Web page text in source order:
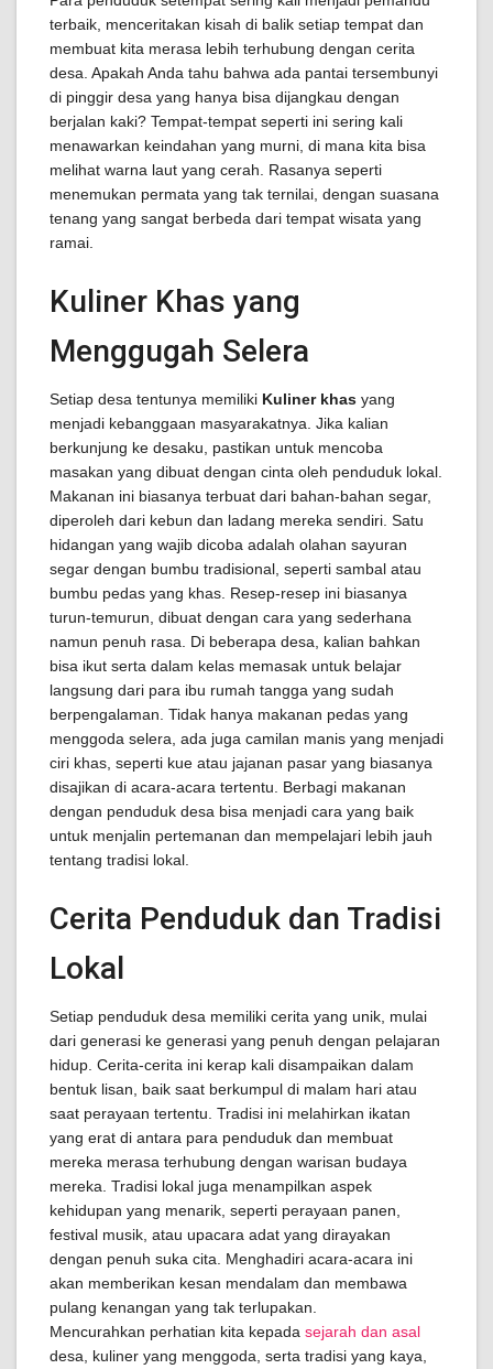
terbaik, menceritakan kisah di balik setiap tempat dan
membuat kita merasa lebih terhubung dengan cerita
desa. Apakah Anda tahu bahwa ada pantai tersembunyi
di pinggir desa yang hanya bisa dijangkau dengan
berjalan kaki? Tempat-tempat seperti ini sering kali
menawarkan keindahan yang murni, di mana kita bisa
melihat warna laut yang cerah. Rasanya seperti
menemukan permata yang tak ternilai, dengan suasana
tenang yang sangat berbeda dari tempat wisata yang
ramai.
Kuliner Khas yang
Menggugah Selera
Setiap desa tentunya memiliki Kuliner khas yang
menjadi kebanggaan masyarakatnya. Jika kalian
berkunjung ke desaku, pastikan untuk mencoba
masakan yang dibuat dengan cinta oleh penduduk lokal.
Makanan ini biasanya terbuat dari bahan-bahan segar,
diperoleh dari kebun dan ladang mereka sendiri. Satu
hidangan yang wajib dicoba adalah olahan sayuran
segar dengan bumbu tradisional, seperti sambal atau
bumbu pedas yang khas. Resep-resep ini biasanya
turun-temurun, dibuat dengan cara yang sederhana
namun penuh rasa. Di beberapa desa, kalian bahkan
bisa ikut serta dalam kelas memasak untuk belajar
langsung dari para ibu rumah tangga yang sudah
berpengalaman. Tidak hanya makanan pedas yang
menggoda selera, ada juga camilan manis yang menjadi
ciri khas, seperti kue atau jajanan pasar yang biasanya
disajikan di acara-acara tertentu. Berbagi makanan
dengan penduduk desa bisa menjadi cara yang baik
untuk menjalin pertemanan dan mempelajari lebih jauh
tentang tradisi lokal.
Cerita Penduduk dan Tradisi
Lokal
Setiap penduduk desa memiliki cerita yang unik, mulai
dari generasi ke generasi yang penuh dengan pelajaran
hidup. Cerita-cerita ini kerap kali disampaikan dalam
bentuk lisan, baik saat berkumpul di malam hari atau
saat perayaan tertentu. Tradisi ini melahirkan ikatan
yang erat di antara para penduduk dan membuat
mereka merasa terhubung dengan warisan budaya
mereka. Tradisi lokal juga menampilkan aspek
kehidupan yang menarik, seperti perayaan panen,
festival musik, atau upacara adat yang dirayakan
dengan penuh suka cita. Menghadiri acara-acara ini
akan memberikan kesan mendalam dan membawa
pulang kenangan yang tak terlupakan.
Mencurahkan perhatian kita kepada sejarah dan asal
desa, kuliner yang menggoda, serta tradisi yang kaya,